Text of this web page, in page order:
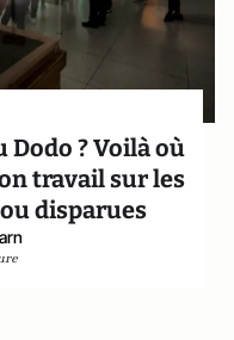
? Voilà où
travail sur les
disparues